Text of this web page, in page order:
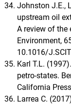
Johnston J.E.,
upstream oil
A review of the
Environment,
10.1016/
Karl T.L.
petro-states.
California
Larrea C.